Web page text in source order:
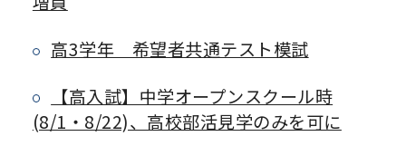
高3学年 希望者共通テスト模試
【高入試】中学オープンスクール時
(8/1・8/22)、高校部活見学のみを可に